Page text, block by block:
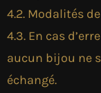
4.2. Modalités
4.3. En cas
aucun bijou ne
échangé.